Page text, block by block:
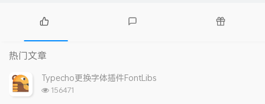
热
门
文
章
论
热门文章
Typecho更换字体插件FontLibs
浏
156471